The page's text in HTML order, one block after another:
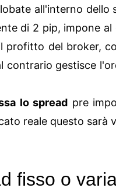
all'interno dello
di 2 pip, impone
del broker,
contrario gestisce
lo spread pre
reale questo sarà
fisso o